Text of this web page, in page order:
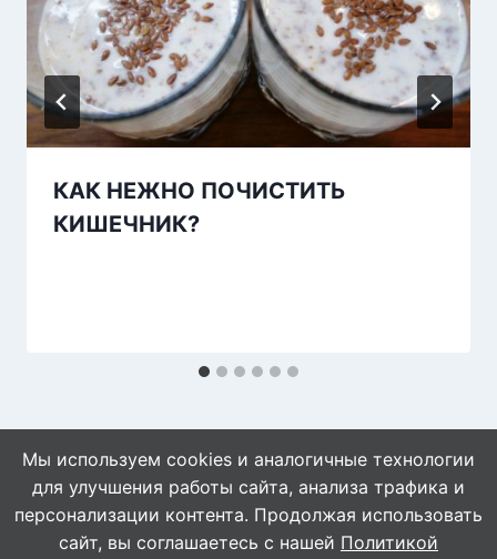
КАК НЕЖНО ПОЧИСТИТЬ
КИШЕЧНИК?
© 2026 Naget.Ru
Мы используем cookies и аналогичные технологии
для улучшения работы сайта, анализа трафика и
персонализации контента. Продолжая использовать
сайт, вы соглашаетесь с нашей Политикой